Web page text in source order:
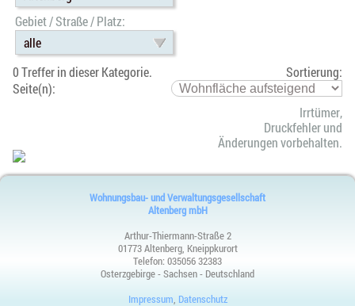
Gebiet / Straße / Platz:
alle
Sortierung:
0 Treffer in dieser Kategorie.
Seite(n):
Irrtümer,
Druckfehler und
Änderungen vorbehalten.
Wohnungsbau- und Verwaltungsgesellschaft
Altenberg mbH
Arthur-Thiermann-Straße 2
01773 Altenberg, Kneippkurort
Telefon: 035056 32383
Osterzgebirge - Sachsen - Deutschland
Impressum Datenschutz